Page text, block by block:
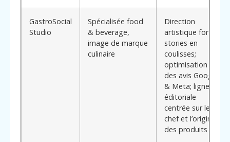
GastroSocial
Studio
Spécialisée food
& beverage,
image de marque
culinaire
Direction
artistique forte;
stories en
coulisses;
optimisation
des avis Google
& Meta; ligne
éditoriale
centrée sur le
chef et l’origine
des produits